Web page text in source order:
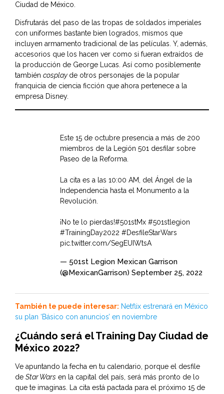
Ciudad de México.
Disfrutarás del paso de las tropas de soldados imperiales
con uniformes bastante bien logrados, mismos que
incluyen armamento tradicional de las películas. Y, además,
accesorios que los hacen ver como si fueran extraídos de
la producción de George Lucas. Así como posiblemente
también cosplay de otros personajes de la popular
franquicia de ciencia ficción que ahora pertenece a la
empresa Disney.
Este 15 de octubre presencia a más de 200
miembros de la Legión 501 desfilar sobre
Paseo de la Reforma.
La cita es a las 10:00 AM, del Ángel de la
Independencia hasta el Monumento a la
Revolución.
¡No te lo pierdas!#501stMx #501stlegion
#TrainingDay2022 #DesfileStarWars
pic.twitter.com/SegEUIWtsA
— 501st Legion Mexican Garrison
(@MexicanGarrison) September 25, 2022
También te puede interesar: Netflix estrenará en México
su plan ‘Básico con anuncios’ en noviembre
¿Cuándo será el Training Day Ciudad de
México 2022?
Ve apuntando la fecha en tu calendario, porque el desfile
de Star Wars en la capital del país, será más pronto de lo
que te imaginas. La cita está pactada para el próximo 15 de